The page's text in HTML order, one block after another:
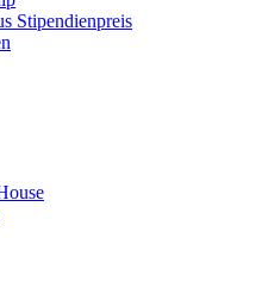
Stipendienpreis